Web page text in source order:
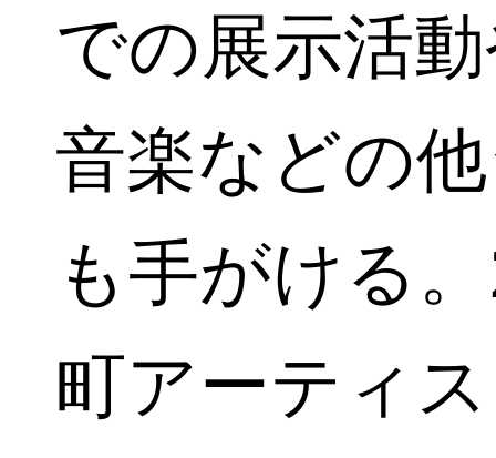
での展示活
音楽などの
も手がける
町アーティ